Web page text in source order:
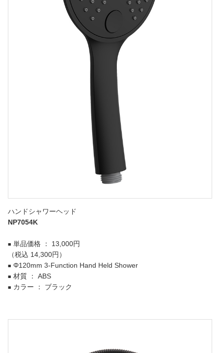
ハンドシャワーヘッド
NP7054K
■ 単品価格 ： 13,000円
（税込 14,300円）
■ Φ120mm 3-Function Hand Held Shower
■ 材質 ： ABS
■ カラー ： ブラック